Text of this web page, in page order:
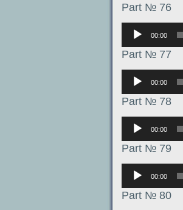
Part № 76
Аудиоплеер
00:00
Part № 77
Аудиоплеер
00:00
Part № 78
Аудиоплеер
00:00
Part № 79
Аудиоплеер
00:00
Part № 80